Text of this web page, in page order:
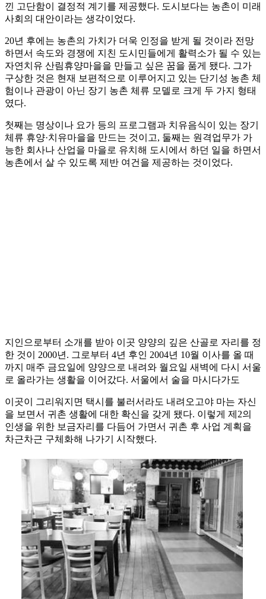
낀 고단함이 결정적 계기를 제공했다. 도시보다는 농촌이 미래
사회의 대안이라는 생각이었다.
20년 후에는 농촌의 가치가 더욱 인정을 받게 될 것이라 전망
하면서 속도와 경쟁에 지친 도시민들에게 활력소가 될 수 있는
자연치유 산림휴양마을을 만들고 싶은 꿈을 품게 됐다. 그가
구상한 것은 현재 보편적으로 이루어지고 있는 단기성 농촌 체
험이나 관광이 아닌 장기 농촌 체류 모델로 크게 두 가지 형태
였다.
첫째는 명상이나 요가 등의 프로그램과 치유음식이 있는 장기
체류 휴양·치유마을을 만드는 것이고, 둘째는 원격업무가 가
능한 회사나 산업을 마을로 유치해 도시에서 하던 일을 하면서
농촌에서 살 수 있도록 제반 여건을 제공하는 것이었다.
지인으로부터 소개를 받아 이곳 양양의 깊은 산골로 자리를 정
한 것이 2000년. 그로부터 4년 후인 2004년 10월 이사를 올 때
까지 매주 금요일에 양양으로 내려와 월요일 새벽에 다시 서울
로 올라가는 생활을 이어갔다. 서울에서 술을 마시다가도
이곳이 그리워지면 택시를 불러서라도 내려오고야 마는 자신
을 보면서 귀촌 생활에 대한 확신을 갖게 됐다. 이렇게 제2의
인생을 위한 보금자리를 다듬어 가면서 귀촌 후 사업 계획을
차근차근 구체화해 나가기 시작했다.